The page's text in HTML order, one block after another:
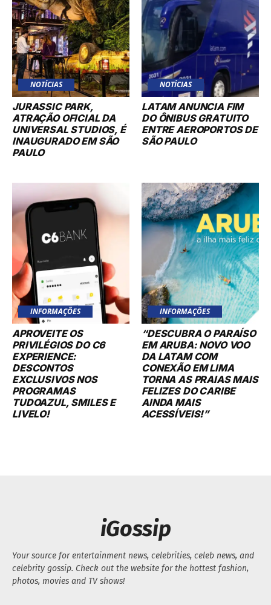
NOTÍCIAS
JURASSIC PARK,
ATRAÇÃO OFICIAL DA
UNIVERSAL STUDIOS, É
INAUGURADO EM SÃO
PAULO
NOTÍCIAS
LATAM ANUNCIA FIM
DO ÔNIBUS GRATUITO
ENTRE AEROPORTOS DE
SÃO PAULO
INFORMAÇÕES
APROVEITE OS
PRIVILÉGIOS DO C6
EXPERIENCE:
DESCONTOS
EXCLUSIVOS NOS
PROGRAMAS
TUDOAZUL, SMILES E
LIVELO!
INFORMAÇÕES
“DESCUBRA O PARAÍSO
EM ARUBA: NOVO VOO
DA LATAM COM
CONEXÃO EM LIMA
TORNA AS PRAIAS MAIS
FELIZES DO CARIBE
AINDA MAIS
ACESSÍVEIS!”
iGossip
Your source for entertainment news, celebrities, celeb news, and
celebrity gossip. Check out the website for the hottest fashion,
photos, movies and TV shows!